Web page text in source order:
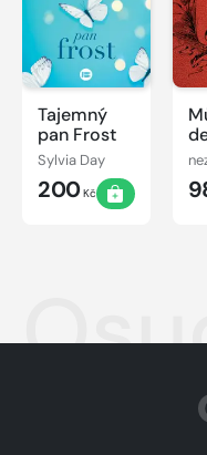
Tajemný
pan Frost
Sylvia Day
200Kč